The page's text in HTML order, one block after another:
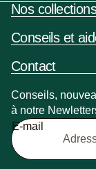
Nos
Conseils et
Contact
Conseils,
à notre
E-mail
Politique de
Politique de